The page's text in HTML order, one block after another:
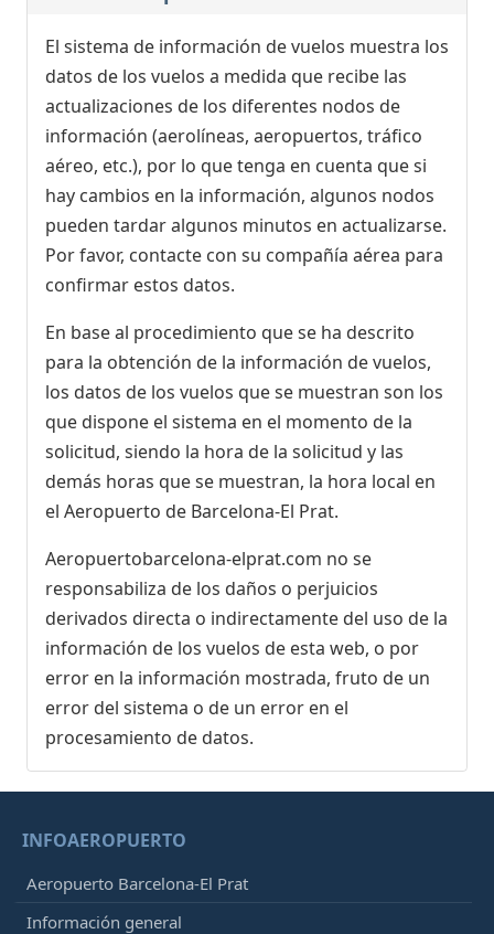
El sistema de información de vuelos muestra los
datos de los vuelos a medida que recibe las
actualizaciones de los diferentes nodos de
información (aerolíneas, aeropuertos, tráfico
aéreo, etc.), por lo que tenga en cuenta que si
hay cambios en la información, algunos nodos
pueden tardar algunos minutos en actualizarse.
Por favor, contacte con su compañía aérea para
confirmar estos datos.
En base al procedimiento que se ha descrito
para la obtención de la información de vuelos,
los datos de los vuelos que se muestran son los
que dispone el sistema en el momento de la
solicitud, siendo la hora de la solicitud y las
demás horas que se muestran, la hora local en
el Aeropuerto de Barcelona-El Prat.
Aeropuertobarcelona-elprat.com no se
responsabiliza de los daños o perjuicios
derivados directa o indirectamente del uso de la
información de los vuelos de esta web, o por
error en la información mostrada, fruto de un
error del sistema o de un error en el
procesamiento de datos.
INFOAEROPUERTO
Aeropuerto Barcelona-El Prat
Información general